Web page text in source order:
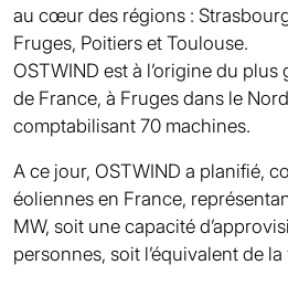
au cœur des régions :
Fruges, Poitiers et Toulouse.
OSTWIND est à l’origine du
de France, à Fruges dans le
comptabilisant 70 machines.
A ce jour, OSTWIND a planifié,
éoliennes en France,
MW, soit une capacité
personnes, soit l’équivalent de